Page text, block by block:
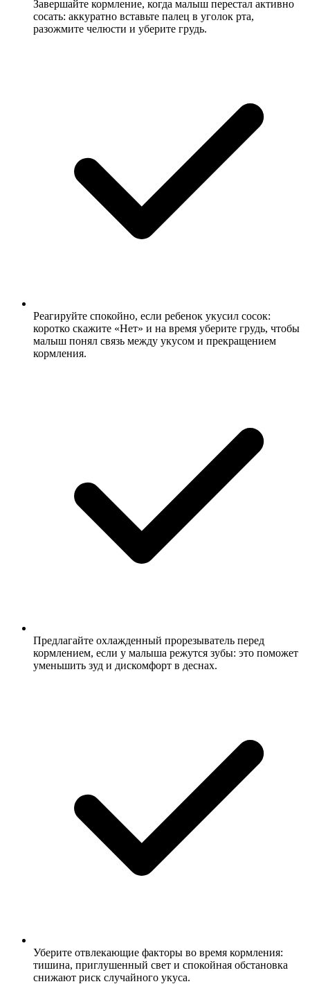
Завершайте кормление, когда малыш перестал активно
сосать: аккуратно вставьте палец в уголок рта,
разожмите челюсти и уберите грудь.
Реагируйте спокойно, если ребенок укусил сосок:
коротко скажите «Нет» и на время уберите грудь, чтобы
малыш понял связь между укусом и прекращением
кормления.
Предлагайте охлажденный прорезыватель перед
кормлением, если у малыша режутся зубы: это поможет
уменьшить зуд и дискомфорт в деснах.
Уберите отвлекающие факторы во время кормления:
тишина, приглушенный свет и спокойная обстановка
снижают риск случайного укуса.